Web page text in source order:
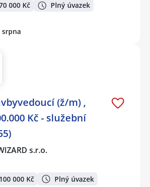
000 Kč Plný úvazek
srpna
(ž/m) ,
Kč - služební
s.r.o.
000 Kč Plný úvazek